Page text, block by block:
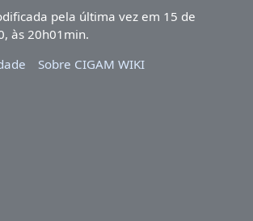
pela última vez em 15 de
às 20h01min.
Sobre CIGAM WIKI